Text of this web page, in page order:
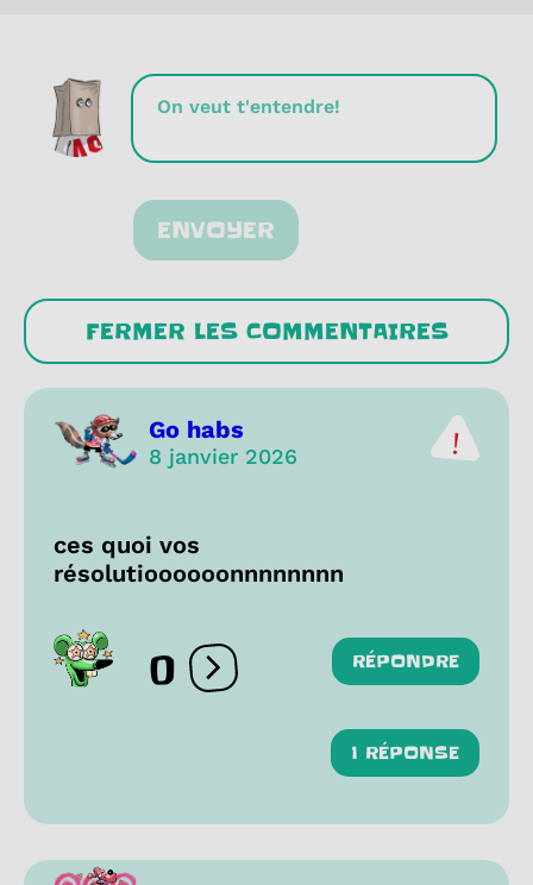
ENVOYER
FERMER LES COMMENTAIRES
Go habs
8 janvier 2026
ces quoi vos
résolutioooooonnnnnnnn
0 Ouvrir les réactions
RÉPONDRE
1 RÉPONSE